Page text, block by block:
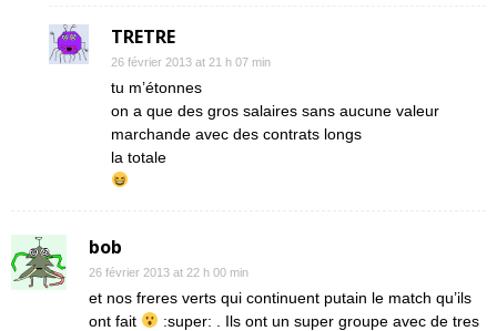
TRETRE
26 février 2013 at 21 h 07 min
tu m’étonnes
on a que des gros salaires sans aucune valeur
marchande avec des contrats longs
la totale
bob
26 février 2013 at 22 h 00 min
et nos freres verts qui continuent putain le match qu’ils
ont fait
:super: . Ils ont un super groupe avec de tres